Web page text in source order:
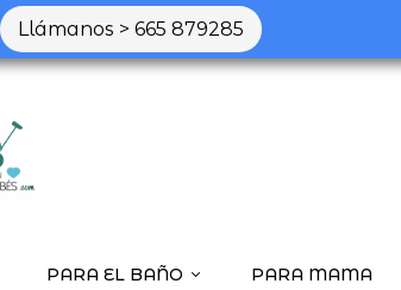
Llámanos > 665 879285
PARA EL BAÑO PARA MAMA
marcados con